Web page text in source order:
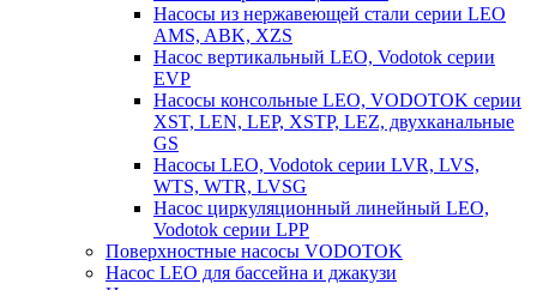
Насосы из нержавеющей стали серии LEO
AMS, ABK, XZS
Насос вертикальный LEO, Vodotok серии
EVP
Насосы консольные LEO, VODOTOK серии
XST, LEN, LEP, XSTP, LEZ, двухканальные
GS
Насосы LEO, Vodotok серии LVR, LVS,
WTS, WTR, LVSG
Насос циркуляционный линейный LEO,
Vodotok серии LPP
Поверхностные насосы VODOTOK
Насос LEO для бассейна и джакузи